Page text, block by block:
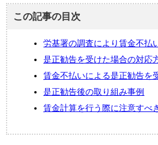
この記事の目次
労基署の調査により賃金不払
是正勧告を受けた場合の対応
賃金不払いによる是正勧告を
是正勧告後の取り組み事例
賃金計算を行う際に注意すべ